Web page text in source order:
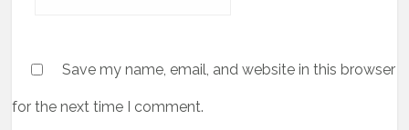
Save my name, email, and website in this browser
for the next time I comment.